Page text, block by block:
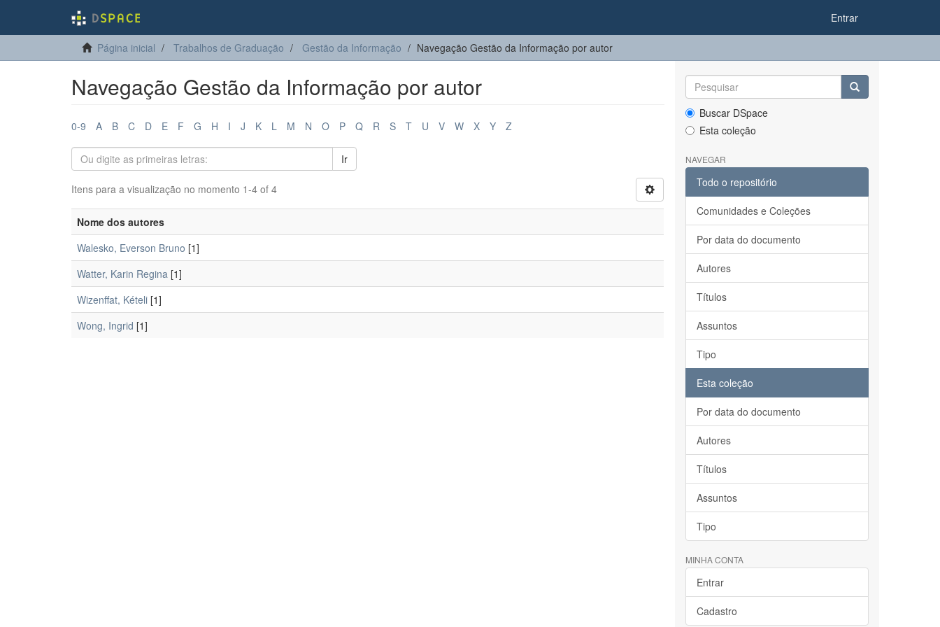
Entrar
Página inicial Trabalhos de Graduação Gestão da Informação Navegação Gestão da Informação por autor
Navegação Gestão da Informação por autor
0-9 A B C D E F G H I J K L M N O P Q R S T U V W X Y Z
Ir
Itens para a visualização no momento 1-4 of 4
Nome dos autores
Walesko, Everson Bruno [1]
Watter, Karin Regina [1]
Wizenffat, Kételi [1]
Wong, Ingrid [1]
Buscar DSpace
Esta coleção
NAVEGAR
Todo o repositório
Comunidades e Coleções
Por data do documento
Autores
Títulos
Assuntos
Tipo
Esta coleção
Por data do documento
Autores
Títulos
Assuntos
Tipo
MINHA CONTA
Entrar
Cadastro